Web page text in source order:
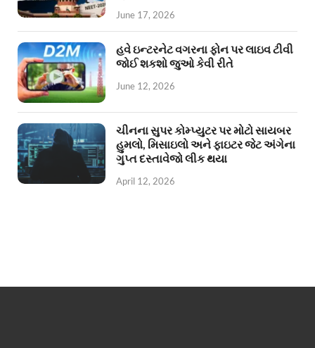
June 17, 2026
હવે ઇન્ટરનેટ વગરના ફોન પર લાઇવ ટીવી
જોઈ શકશો જુઓ કેવી રીતે
June 12, 2026
ચીનના સુપર કોમ્પ્યુટર પર મોટો સાયબર
હુમલો, મિસાઇલો અને ફાઇટર જેટ અંગેના
ગુપ્ત દસ્તાવેજો લીક થયા
April 12, 2026